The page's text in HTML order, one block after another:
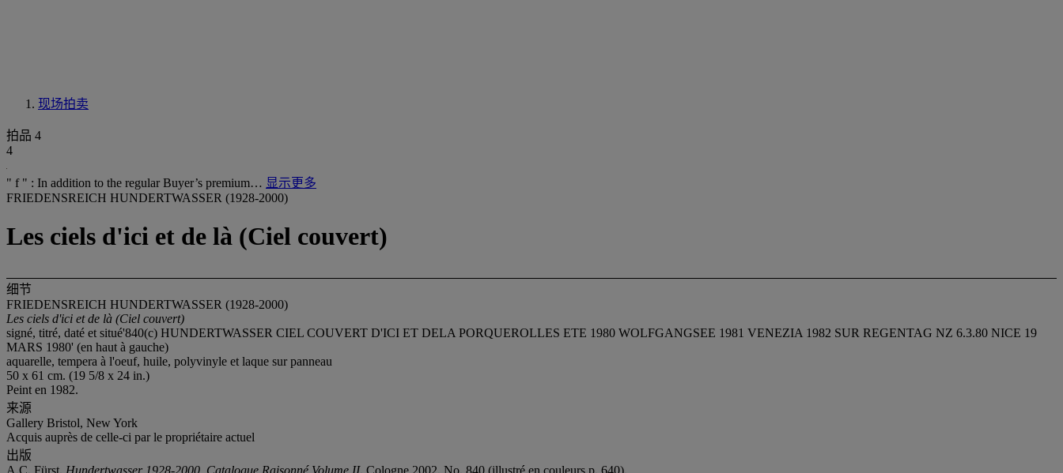
现场拍卖
拍品 4
4
" f " : In addition to the regular Buyer’s premium… 显示更多
FRIEDENSREICH HUNDERTWASSER (1928-2000)
Les ciels d'ici et de là (Ciel couvert)
细节
FRIEDENSREICH HUNDERTWASSER (1928-2000)
Les ciels d'ici et de là (Ciel couvert)
signé, titré, daté et situé'840(c) HUNDERTWASSER CIEL COUVERT D'ICI ET DELA PORQUEROLLES ETE 1980 WOLFGANGSEE 1981 VENEZIA 1982 SUR REGENTAG NZ 6.3.80 NICE 19
MARS 1980' (en haut à gauche)
aquarelle, tempera à l'oeuf, huile, polyvinyle et laque sur panneau
50 x 61 cm. (19 5/8 x 24 in.)
Peint en 1982.
来源
Gallery Bristol, New York
Acquis auprès de celle-ci par le propriétaire actuel
出版
A.C. Fürst, Hundertwasser 1928-2000, Catalogue Raisonné Volume II, Cologne 2002, No. 840 (illustré en couleurs p. 640).